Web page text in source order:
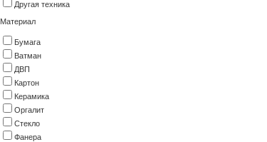
Другая техника
Материал
Бумага
Ватман
ДВП
Картон
Керамика
Оргалит
Стекло
Фанера